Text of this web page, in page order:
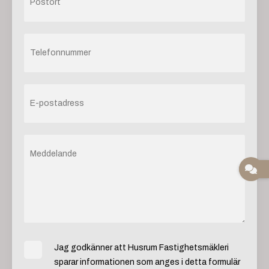
Jag godkänner att Husrum Fastighetsmäkleri
sparar informationen som anges i detta formulär